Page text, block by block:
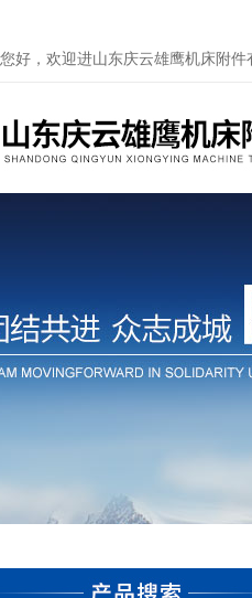
您好，欢迎进山东庆云雄鹰机床附件